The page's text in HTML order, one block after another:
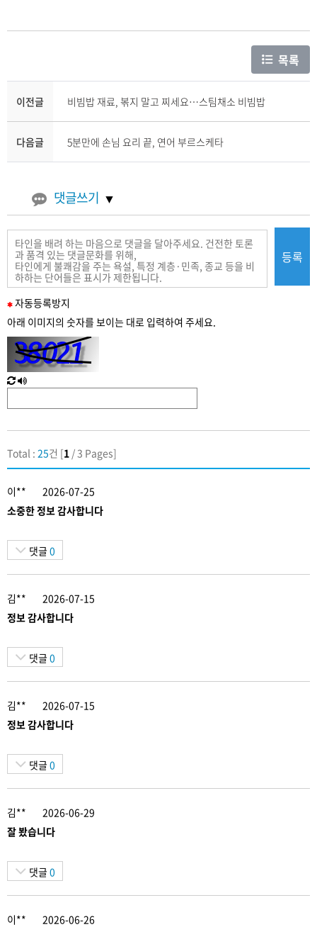
목록
이전글 비빔밥 재료, 볶지 말고 찌세요…스팀채소 비빔밥
다음글 5분만에 손님 요리 끝, 연어 부르스케타
댓글쓰기
필
수
력
자동등록방지
아래 이미지의 숫자를 보이는 대로 입력하여 주세요.
새
로
침
한
글
성
등록
Total : 25건 [1 / 3 Pages]
이**
2026-07-25
소중한 정보 감사합니다
댓글 0
김**
2026-07-15
정보 감사합니다
댓글 0
김**
2026-07-15
정보 감사합니다
댓글 0
김**
2026-06-29
잘 봤습니다
댓글 0
이**
2026-06-26